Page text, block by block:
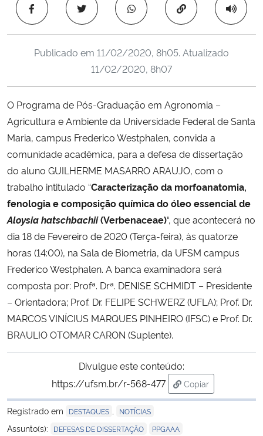
Ministério da Ciência, Tecnologia, Inovações e Comunicações
Ministério do Desenvolvimento Regional
Controladoria-Geral da União
Ministério da Mulher, da Família e dos Direitos Humanos
Secretaria-Geral
Gabinete de Segurança Institucional
Advocacia-Geral da União
Banco Central do Brasil
Planalto
Copiar para área
Publicado em 11/02/2020, 8h05. Atualizado
11/02/2020, 8h07
O Programa de Pós-Graduação em Agronomia –
Agricultura e Ambiente da Universidade Federal de Santa
Maria, campus Frederico Westphalen, convida a
comunidade acadêmica, para a defesa de dissertação
do aluno GUILHERME MASARRO ARAUJO, com o
trabalho intitulado “Caracterização da morfoanatomia,
fenologia e composição química do óleo essencial de
Aloysia hatschbachii(Verbenaceae)“, que acontecerá no
dia 18 de Fevereiro de 2020 (Terça-feira), às quatorze
horas (14:00), na Sala de Biometria, da UFSM campus
Frederico Westphalen. A banca examinadora será
composta por: Profª. Drª. DENISE SCHMIDT – Presidente
– Orientadora; Prof. Dr. FELIPE SCHWERZ (UFLA); Prof. Dr.
MARCOS VINÍCIUS MARQUES PINHEIRO (IFSC) e Prof. Dr.
BRAULIO OTOMAR CARON (Suplente).
Divulgue este conteúdo:
https://ufsm.br/r-568-477
Copiar
para área de
Registrado em
DESTAQUES NOTÍCIAS
Assunto(s): DEFESAS DE DISSERTAÇÃO PPGAAA